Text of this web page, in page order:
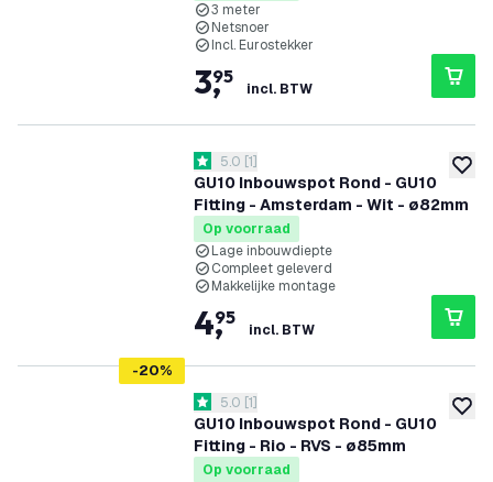
3 meter
Netsnoer
Incl. Eurostekker
3,
95
incl. BTW
GU10 Inbouwspot Rond - GU10
Fitting - Amsterdam - Wit - ø82mm
reviews drawer openen
5 score sterren
5.0 [1]
Op voorraad
Lage inbouwdiepte
Compleet geleverd
Makkelijke montage
4,
95
incl. BTW
-20%
GU10 Inbouwspot Rond - GU10
Fitting - Rio - RVS - ø85mm
reviews drawer openen
5 score sterren
5.0 [1]
Op voorraad